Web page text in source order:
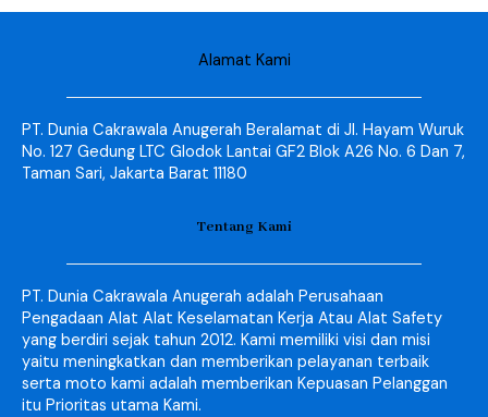
Alamat Kami
PT. Dunia Cakrawala Anugerah Beralamat di Jl. Hayam Wuruk
No. 127 Gedung LTC Glodok Lantai GF2 Blok A26 No. 6 Dan 7,
Taman Sari, Jakarta Barat 11180
Tentang Kami
PT. Dunia Cakrawala Anugerah adalah Perusahaan
Pengadaan Alat Alat Keselamatan Kerja Atau Alat Safety
yang berdiri sejak tahun 2012. Kami memiliki visi dan misi
yaitu meningkatkan dan memberikan pelayanan terbaik
serta moto kami adalah memberikan Kepuasan Pelanggan
itu Prioritas utama Kami.